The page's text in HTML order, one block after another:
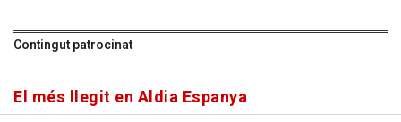
Contingut patrocinat
El més llegit en Aldia Espanya